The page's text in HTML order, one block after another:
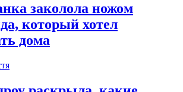
заколола ножом
который хотел
дома